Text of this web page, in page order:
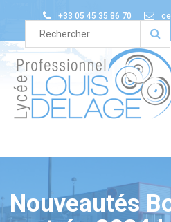
+33 05 45 35 86 70
Nouveautés